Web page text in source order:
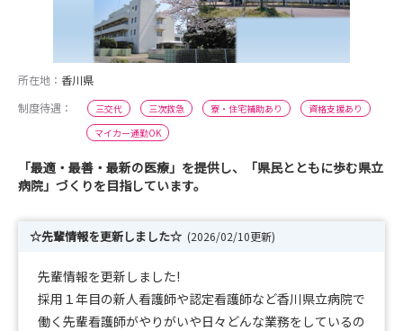
所在地： 香川県
制度待遇：
三交代 三次救急 寮・住宅補助あり
資格支援あり
マイカー通勤OK
「最適・最善・最新の医療」を提供し、「県民とともに歩む県立
病院」づくりを目指しています。
☆先輩情報を更新しました☆ (2026/02/10更新)
先輩情報を更新しました!
採用１年目の新人看護師や認定看護師など香川県立病院で
働く先輩看護師がやりがいや日々どんな業務をしているの